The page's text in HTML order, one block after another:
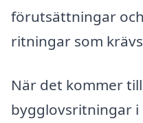
förutsättningar
ritningar som
När det kommer
bygglovsritningar